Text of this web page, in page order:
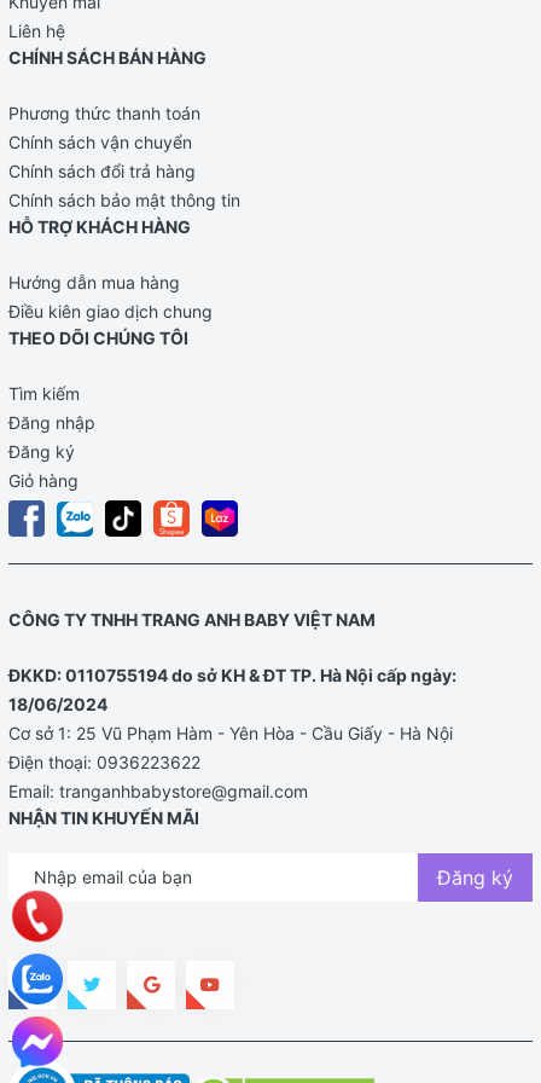
tháng
thứ 8
Bảo quản sản phẩm an toàn
- Bảo quản sản phẩm ở nơi khô ráo, thoáng mát, tránh tiếp
nắp hộp và gấp phần giấy bạc lại để hạn chế tiếp xúc của
các loại vi khuẩn nhỏ.
- Bột ăn dặm sau khi mở nắp hộp chỉ có giá trị sử dụng
Hàng nhập khẩu từ Đức
Thương hiệu
Trọng lượng : 250gr/hộp
Hạn sử dụng:Xem trên vỏ hộp
Liên hệ
CHÍNH SÁCH BÁN HÀNG
Phương thức thanh toán
Chính sách vận chuyển
Chính sách đổi trả hàng
Chính sách bảo mật thông tin
HỖ TRỢ KHÁCH HÀNG
Hướng dẫn mua hàng
Điều kiên giao dịch chung
THEO DÕI CHÚNG TÔI
Tìm kiếm
Đăng nhập
Đăng ký
Giỏ hàng
CÔNG TY TNHH TRANG ANH BABY VIỆT NAM
ĐKKD: 0110755194 do sở KH & ĐT TP. Hà Nội cấp ngày:
18/06/2024
Cơ sở 1: 25 Vũ Phạm Hàm - Yên Hòa - Cầu Giấy - Hà Nội
Điện thoại: 0936223622
Email: tranganhbabystore@gmail.com
NHẬN TIN KHUYẾN MÃI
Đăng ký